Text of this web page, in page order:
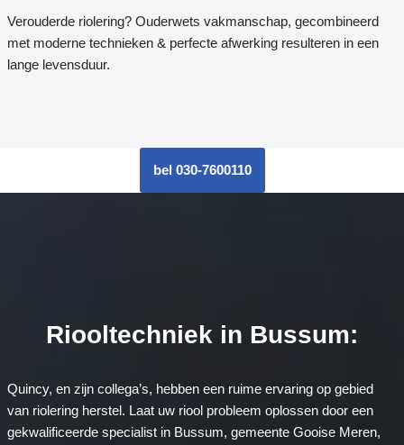
Verouderde riolering? Ouderwets vakmanschap, gecombineerd
met moderne technieken & perfecte afwerking resulteren in een
lange levensduur.
bel 030-7600110
Riooltechniek in Bussum:
Quincy, en zijn collega’s, hebben een ruime ervaring op gebied
van riolering herstel. Laat uw riool probleem oplossen door een
gekwalificeerde specialist in Bussum, gemeente Gooise Meren,